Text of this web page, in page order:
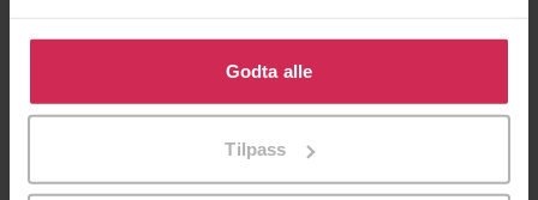
Klikk på «Godta alle» for å gi oss ditt samtykke til å
bruke cookies for alle disse formålene. Du kan også
tilpasse ditt samtykke til spesifikke formål ved å klikke
Godta alle
Tilpass
Minnesota
Utskudd